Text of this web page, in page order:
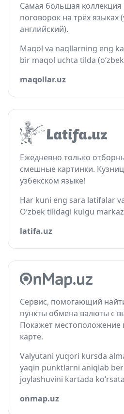
Самая большая коллекция
поговорок на трёх языках
английский).
Maqol va naqllarning eng
bir maqol uchta tilda
maqollar.uz
Ежедневно только
смешные картинки.
узбекском языке!
Har kuni eng sara latifalar
O‘zbek tilidagi kulgu
latifa.uz
Сервис, помогающий
пункты обмена валюты с
Покажет местоположение
карте.
Valyutani yuqori kursda
yaqin punktlarni aniqlab
joylashuvini kartada
onmap.uz